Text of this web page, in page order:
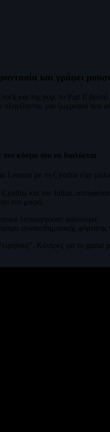
και γράφει
rock και της pop, το Part II
μια ζωγραφιά που
κόσμο του να διαλύεται
Lennon με τη Cynthia είχε
και τον Julian,
τον μικρό.
λειτουργούσε καλύτερα.
συναισθηματικής
Κόντρες για το